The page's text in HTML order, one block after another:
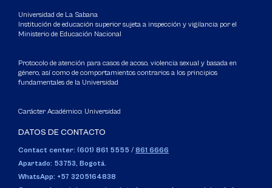
Universidad de La Sabana
Institución de educación superior sujeta a inspección y vigilancia por el
Ministerio de Educación Nacional
Protocolo de atención para casos de acoso, violencia sexual y basada en
género, así como de comportamientos contrarios a los principios
fundamentales de la Universidad
Carácter Académico: Universidad
DATOS DE CONTACTO
Contact center: (601) 861 5555 / 861 6666
Apartado: 53753, Bogotá.
WhatsApp: +57 3205164838